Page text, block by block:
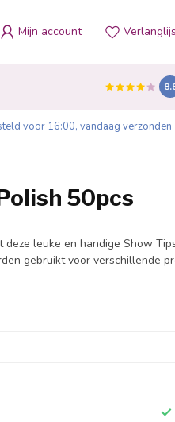
Mijn account
voor 16:00, vandaag verzonden
50pcs
leuke en handige Show
gebruikt voor verschillende